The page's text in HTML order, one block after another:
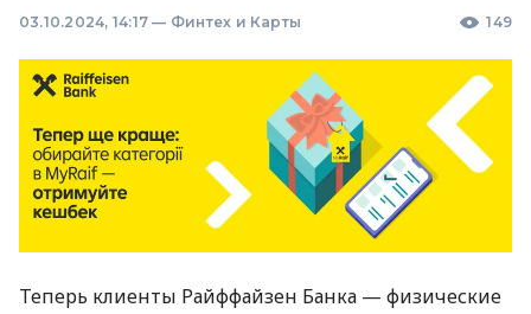
03.10.2024, 14:17 — Финтех и Карты 149
Теперь клиенты Райффайзен Банка — физические